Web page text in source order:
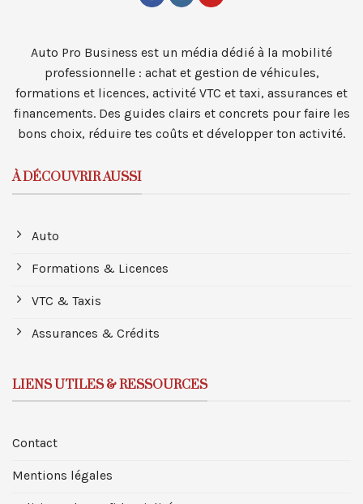
Auto Pro Business est un média dédié à la mobilité
professionnelle : achat et gestion de véhicules,
formations et licences, activité VTC et taxi, assurances et
financements. Des guides clairs et concrets pour faire les
bons choix, réduire tes coûts et développer ton activité.
À DÉCOUVRIR AUSSI
Auto
Formations & Licences
VTC & Taxis
Assurances & Crédits
LIENS UTILES & RESSOURCES
Contact
Mentions légales